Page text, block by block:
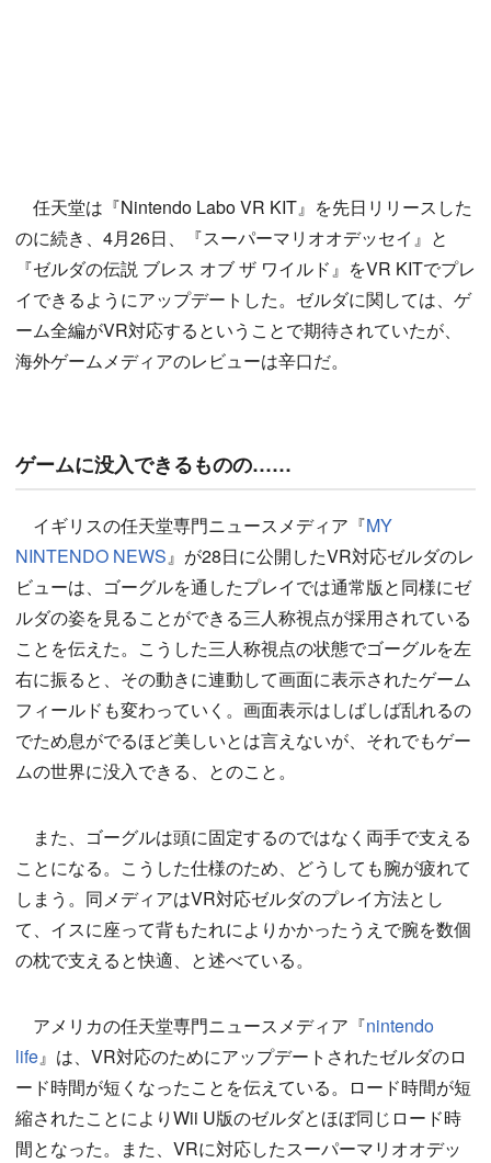
任天堂は『Nintendo Labo VR KIT』を先日リリースした
のに続き、4月26日、『スーパーマリオオデッセイ』と
『ゼルダの伝説 ブレス オブ ザ ワイルド』をVR KITでプレ
イできるようにアップデートした。ゼルダに関しては、ゲ
ーム全編がVR対応するということで期待されていたが、
海外ゲームメディアのレビューは辛口だ。
ゲームに没入できるものの……
イギリスの任天堂専門ニュースメディア『MY
NINTENDO NEWS』が28日に公開したVR対応ゼルダのレ
ビューは、ゴーグルを通したプレイでは通常版と同様にゼ
ルダの姿を見ることができる三人称視点が採用されている
ことを伝えた。こうした三人称視点の状態でゴーグルを左
右に振ると、その動きに連動して画面に表示されたゲーム
フィールドも変わっていく。画面表示はしばしば乱れるの
でため息がでるほど美しいとは言えないが、それでもゲー
ムの世界に没入できる、とのこと。
また、ゴーグルは頭に固定するのではなく両手で支える
ことになる。こうした仕様のため、どうしても腕が疲れて
しまう。同メディアはVR対応ゼルダのプレイ方法とし
て、イスに座って背もたれによりかかったうえで腕を数個
の枕で支えると快適、と述べている。
アメリカの任天堂専門ニュースメディア『nintendo
life』は、VR対応のためにアップデートされたゼルダのロ
ード時間が短くなったことを伝えている。ロード時間が短
縮されたことによりWii U版のゼルダとほぼ同じロード時
間となった。また、VRに対応したスーパーマリオオデッ